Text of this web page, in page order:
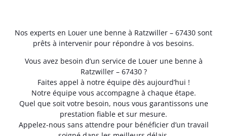
Nos experts en Louer une benne à Ratzwiller – 67430 sont
prêts à intervenir pour répondre à vos besoins.
Vous avez besoin d’un service de Louer une benne à
Ratzwiller – 67430 ?
Faites appel à notre équipe dès aujourd’hui !
Notre équipe vous accompagne à chaque étape.
Quel que soit votre besoin, nous vous garantissons une
prestation fiable et sur mesure.
Appelez-nous sans attendre pour bénéficier d’un travail